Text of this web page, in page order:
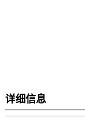
详细信息